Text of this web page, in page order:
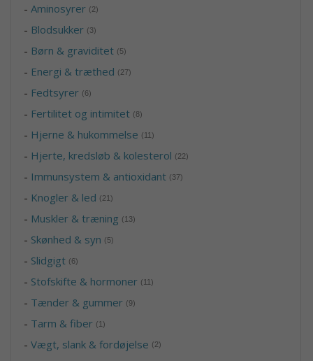
-Aminosyrer (2)
- Blodsukker (3)
- Børn & graviditet (5)
- Energi & træthed (27)
- Fedtsyrer (6)
- Fertilitet og intimitet (8)
- Hjerne & hukommelse (11)
- Hjerte, kredsløb & kolesterol (22)
- Immunsystem & antioxidant (37)
- Knogler & led (21)
- Muskler & træning (13)
- Skønhed & syn (5)
- Slidgigt (6)
- Stofskifte & hormoner (11)
- Tænder & gummer (9)
- Tarm & fiber (1)
-Vægt, slank & fordøjelse (2)